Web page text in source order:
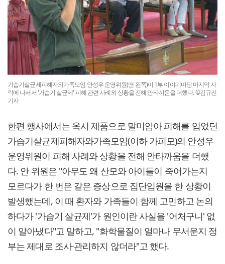
가습기살균제피해자와가족모임 안성우 운영위원(맨 왼쪽)이 1부 이야기마당 마지막 자
락에 나서서 '가습기 살균제' 피해 관련 사례와 상황을 전해 안타까움을 더했다. ©김규진
기자
한편 행사에서는 옥시 제품으로 말미암아 피해를 입었던
가습기살균제피해자와가족모임(이하 가피모)의 안성우
운영위원이 피해 사례와 상황을 전해 안타까움을 더했
다. 안 위원은 "아무도 왜 산모와 아이들이 죽어가는지
모르다가 한 번은 같은 증상으로 집단입원을 한 상황이
발생했는데, 이 때 환자와 가족들이 함께 고민하고 논의
하다가 '가습기 살균제'가 원인이란 사실을 '어처구니' 없
이 알아냈다"고 말하고, "화학물질이 얼마나 무서운지 정
부는 제대로 조사·관리하지 않더라"고 했다.